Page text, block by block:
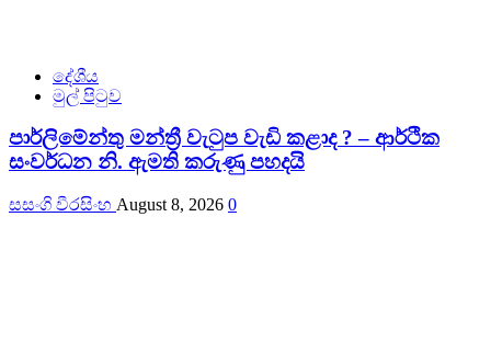
දේශීය
මුල් පිටුව
පාර්ලිමේන්තු මන්ත්‍රී වැටුප වැඩි කළාද ? – ආර්ථික
සංවර්ධන නි. ඇමති කරුණු පහදයි
සසංගි වීරසිංහ August 8, 2026 0